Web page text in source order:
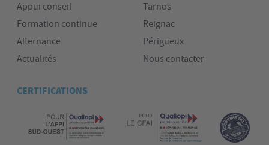
Appui conseil
Formation continue
Alternance
Actualités
Tarnos
Reignac
Périgueux
Nous contacter
CERTIFICATIONS